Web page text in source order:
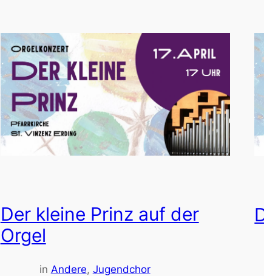
Der kleine Prinz auf der
Orgel
in Andere, Jugendchor